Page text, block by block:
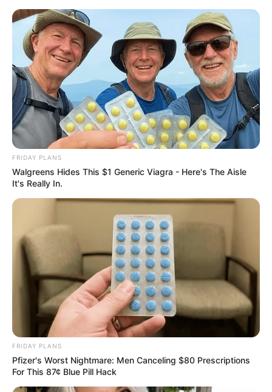
FRIDAY PLANS
Walgreens Hides This $1 Generic Viagra - Here's The Aisle
It's Really In.
FRIDAY PLANS
Pfizer's Worst Nightmare: Men Canceling $80 Prescriptions
For This 87¢ Blue Pill Hack